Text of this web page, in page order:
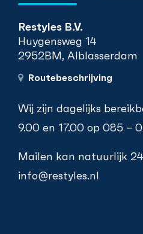
Restyles B.V.
Huygensweg 14
2952BM, Alblasserdam
Routebeschrijving
Wij zijn dagelijks
9.00 en 17.00 op 085 –
Mailen kan natuurlijk
info@restyles.nl